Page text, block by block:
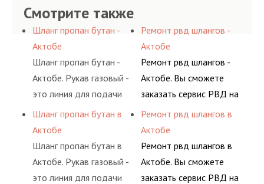
Смотрите также
Шланг пропан бутан -
Актобе
Шланг пропан бутан -
Актобе. Рукав газовый -
это линия для подачи
сжатого воздуха и
различных типов
сжиженного газа
(кислород, аргон, метан,
пропан, бутан,
Шланг пропан бутан в
Актобе
Шланг пропан бутан в
Актобе. Рукав газовый -
это линия для подачи
Ремонт рвд шлангов -
Актобе
Ремонт рвд шлангов -
Актобе. Вы сможете
заказать сервис РВД на
разовой основе либо на
условиях
долговременного
комплексного
обслуживания
Ремонт рвд шлангов в
Актобе
Ремонт рвд шлангов в
Актобе. Вы сможете
заказать сервис РВД на